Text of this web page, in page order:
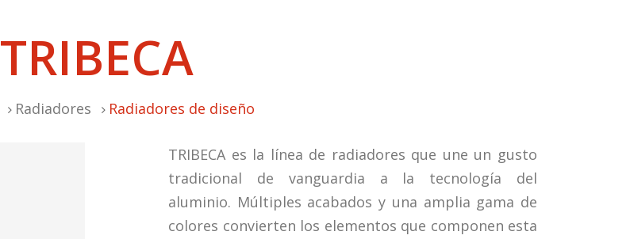
TRIBECA
Radiadores Radiadores de diseño
TRIBECA es la línea de radiadores que une un gusto
tradicional de vanguardia a la tecnología del
aluminio. Múltiples acabados y una amplia gama de
colores convierten los elementos que componen esta